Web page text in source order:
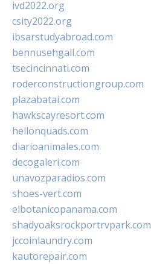
ivd2022.org
csity2022.org
ibsarstudyabroad.com
bennusehgall.com
tsecincinnati.com
roderconstructiongroup.com
plazabatai.com
hawkscayresort.com
hellonquads.com
diarioanimales.com
decogaleri.com
unavozparadios.com
shoes-vert.com
elbotanicopanama.com
shadyoaksrockportrvpark.com
jccoinlaundry.com
kautorepair.com